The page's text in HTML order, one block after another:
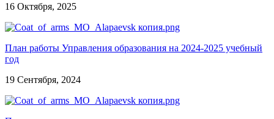
16 Октября, 2025
План работы Управления образования на 2024-2025 учебный
год
19 Сентября, 2024